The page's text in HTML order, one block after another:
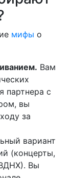
мифы о
Вам
партнера с
вы
за
вариант
(концерты,
Вы